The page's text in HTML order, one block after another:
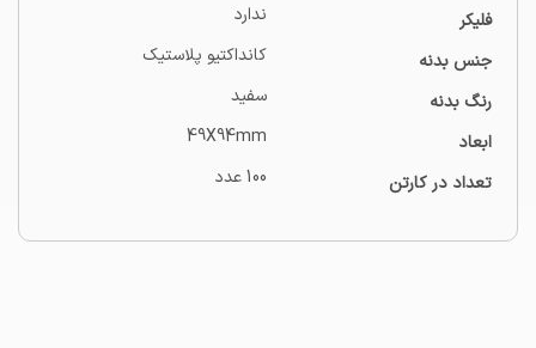
فلیکر
ندارد
جنس بدنه
کانداکتیو پلاستیک
رنگ بدنه
سفید
ابعاد
49X94mm
تعداد در کارتن
100 عدد